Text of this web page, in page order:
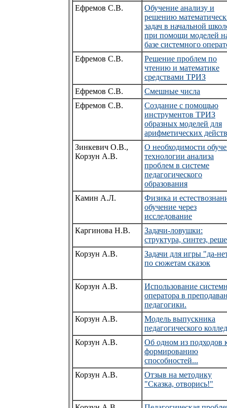
Ефремов С.В.
Обучение анализу и
решению
задач в начальной
при помощи моделей
базе системного
Ефремов С.В.
Решение проблем по
чтению и математике
средствами ТРИЗ
Ефремов С.В.
Смешные числа
Ефремов С.В.
Создание с помощью
инструментов ТРИЗ
образных моделей для
арифметических
Зинкевич О.В.,
Корзун А.В.
О необходимости
технологии анализа
проблем в системе
педагогического
образования
Камин А.Л.
Физика и
обучение через
исследование
Каргинова Н.В.
Задачи-ловушки:
структура, синтез,
Корзун А.В.
Задачи для игры "да-
по сюжетам сказок
Корзун А.В.
Использование
оператора в
педагогики.
Корзун А.В.
Модель выпускника
педагогического
Корзун А.В.
Об одном из подходов
формированию
способностей...
Корзун А.В.
Отзыв на методику
"Сказка, отворись!"